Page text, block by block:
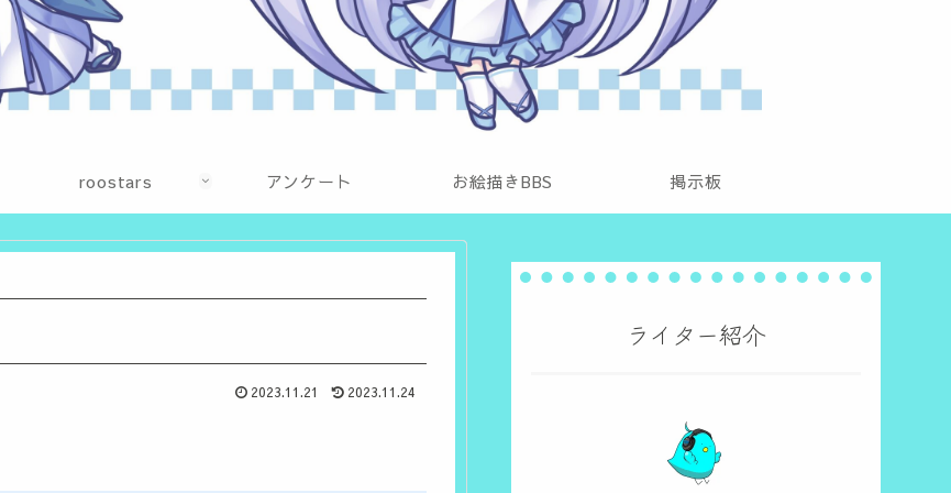
roostars アンケート お絵描きBBS 掲示板
2023.11.21 2023.11.24
ライター紹介